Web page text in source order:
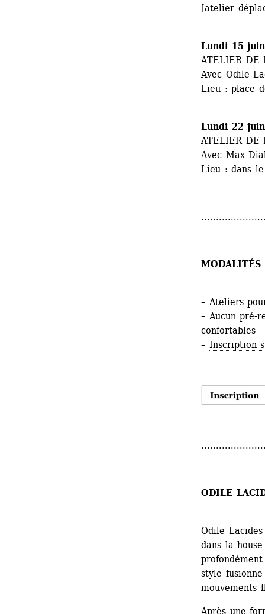
[atelier
Lundi 15
ATELIER DE
Avec Odile
Lieu : place
Lundi 22
ATELIER DE
Avec Max
Lieu : dans
MODALITÉS
– Ateliers
– Aucun pré-
confortables
– Inscription
ODILE
Odile
dans la
style
mouvements
Après une